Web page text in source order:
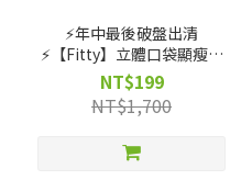
⚡️年中最後破盤出清
⚡️【Fitty】立體口袋顯瘦褲
裙款（剩 XS, S, M, L 號）
NT$199
NT$1,700